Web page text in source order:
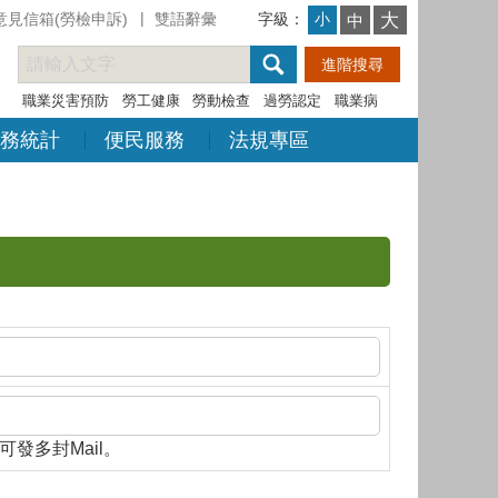
見信箱(勞檢申訴) 雙語辭彙 字級： 小 中 大
職業災害預防 勞工健康 勞動檢查 過勞認定 職業病
統計 便民服務 法規專區
發多封Mail。